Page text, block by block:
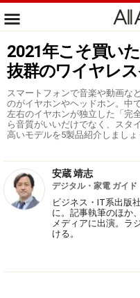
2021年こそ買い
抜群のワイヤレ
スマートフォンで音楽や動画な
のがイヤホンやヘッドホン。中
左右のイヤホンが独立した「完
ら音質がいいだけでなく、スタ
高いモデルを5製品紹介しましょ
安蔵 靖志
デジタル・家電 ガイド
ビジネス・IT系出版
に。記事執筆のほか
メディアに出演。ラ
ける。